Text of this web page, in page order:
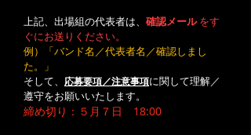
上記、出場組の代表者は、 確認メールをす
ぐにお送りください。
​例）「バンド名／代表者名／確認しまし
た。」
そして、
応募要項／注意事項に関して理解／
遵守をお願いいたします。
締め切り：５月 ７日 18:00